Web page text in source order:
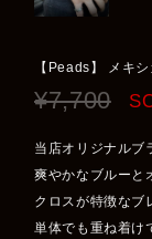
【Peads】 メキ
¥7,700
当店オリジナルブ
爽やかなブルーと
クロスが特徴なブ
単体でも重ね着け